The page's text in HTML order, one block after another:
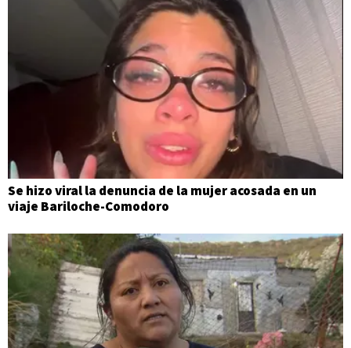
Se hizo viral la denuncia de la mujer acosada en un
viaje Bariloche-Comodoro